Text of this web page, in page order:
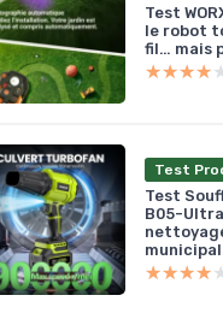
Test
le robot
fil… mais
Test
Test
B05-
municipal